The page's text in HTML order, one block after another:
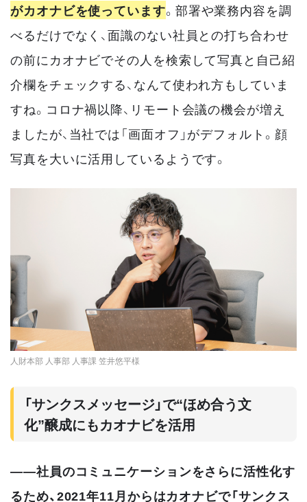
がカオナビを使っています。部署や業務内容を調
べるだけでなく、面識のない社員との打ち合わせ
の前にカオナビでその人を検索して写真と自己紹
介欄をチェックする、なんて使われ方もしていま
すね。コロナ禍以降、リモート会議の機会が増え
ましたが、当社では「画面オフ」がデフォルト。顔
写真を大いに活用しているようです。
人財本部 人事部 人事課 笠井悠平様
「サンクスメッセージ」で“ほめ合う文
化”醸成にもカオナビを活用
――社員のコミュニケーションをさらに活性化す
るため、2021年11月からはカオナビで「サンクス